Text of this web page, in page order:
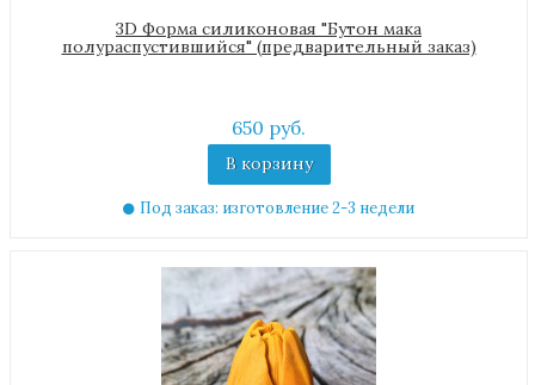
3D Форма силиконовая "Бутон мака
полураспустившийся" (предварительный заказ)
650 руб.
В корзину
Под заказ: изготовление 2-3 недели